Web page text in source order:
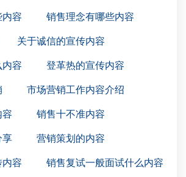
内容 销售理念有哪些内容
关于诚信的宣传内容
内容 登革热的宣传内容
市场营销工作内容介绍
容 销售十不准内容
享 营销策划的内容
内容 销售复试一般面试什么内容